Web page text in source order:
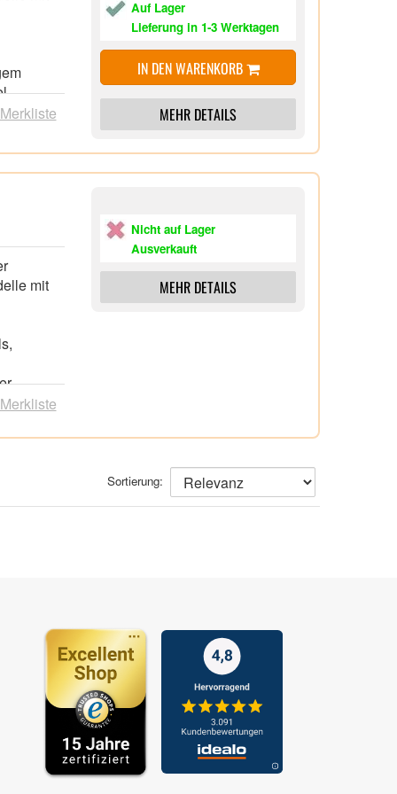
12
Bild
z.B.
12
Auf Lager
Lieferung in 1-3 Werktagen
IN DEN WARENKORB
MEHR DETAILS
mit
Nicht auf Lager
Ausverkauft
MEHR DETAILS
Sortierung: